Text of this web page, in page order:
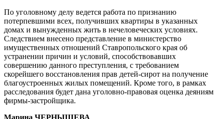
По уголовному делу ведется работа по признанию
потерпевшими всех, получивших квартиры в указанных
домах и вынужденных жить в нечеловеческих условиях.
Следствием внесено представление в министерство
имущественных отношений Ставропольского края об
устранении причин и условий, способствовавших
совершению данного преступления, с требованием
скорейшего восстановления прав детей-сирот на получение
благоустроенных жилых помещений. Кроме того, в рамках
расследования будет дана уголовно-правовая оценка деяниям
фирмы-застройщика.
Марина ЧЕРНЫШЕВА